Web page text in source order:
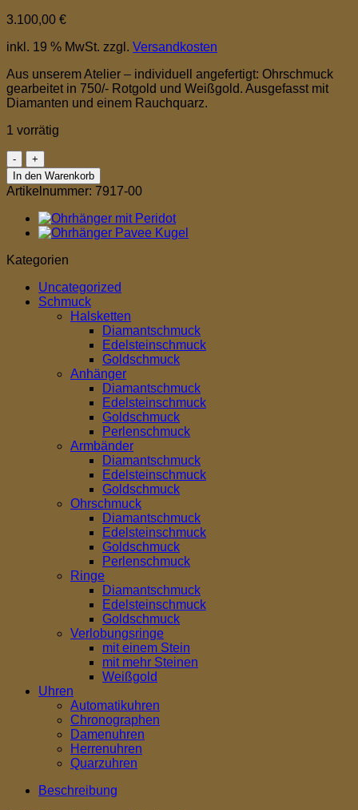
3.100,00 €
inkl. 19 % MwSt. zzgl. Versandkosten
Aus unserem Atelier – individuell angefertigt: Ohrschmuck
gearbeitet in 750/- Rotgold und Weißgold. Ausgefasst mit
Diamanten und einem Rauchquarz.
1 vorrätig
Ohrhänger
mit
Rauchquartz
Menge
In den Warenkorb
Artikelnummer: 7917-00
Kategorien
Uncategorized
Schmuck
Halsketten
Diamantschmuck
Edelsteinschmuck
Goldschmuck
Anhänger
Diamantschmuck
Edelsteinschmuck
Goldschmuck
Perlenschmuck
Armbänder
Diamantschmuck
Edelsteinschmuck
Goldschmuck
Ohrschmuck
Diamantschmuck
Edelsteinschmuck
Goldschmuck
Perlenschmuck
Ringe
Diamantschmuck
Edelsteinschmuck
Goldschmuck
Verlobungsringe
mit einem Stein
mit mehr Steinen
Weißgold
Uhren
Automatikuhren
Chronographen
Damenuhren
Herrenuhren
Quarzuhren
Beschreibung